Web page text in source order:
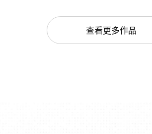
查看更多作品